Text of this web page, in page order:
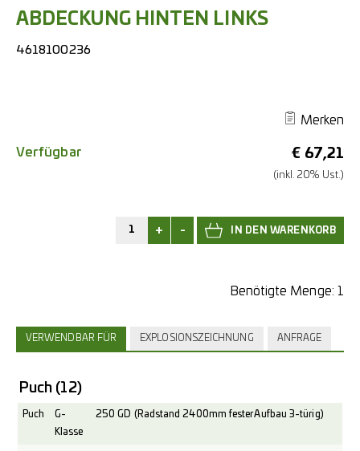
ABDECKUNG HINTEN LINKS
4618100236
Merken
€ 67,21
(inkl. 20% Ust.)
Verfügbar
+ -
Benötigte Menge: 1
VERWENDBAR FÜR EXPLOSIONSZEICHNUNG ANFRAGE
Puch (12)
Puch
G-
Klasse
250 GD (Radstand 2400mm fester Aufbau 3-türig)